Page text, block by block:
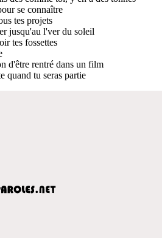
se connaître
tes projets
jusqu'au l'ver du soleil
tes fossettes
d'être rentré dans un film
quand tu seras partie